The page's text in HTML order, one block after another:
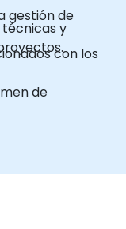
y
gestión de
con los
de